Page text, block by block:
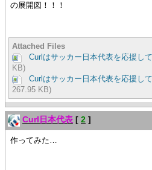
の展開図！！！
Attached Files
Curlはサッカー日本代表を応援し
KB)
Curlはサッカー日本代表を応援し
267.95 KB)
Curl日本代表 [ 2 ]
作ってみた…